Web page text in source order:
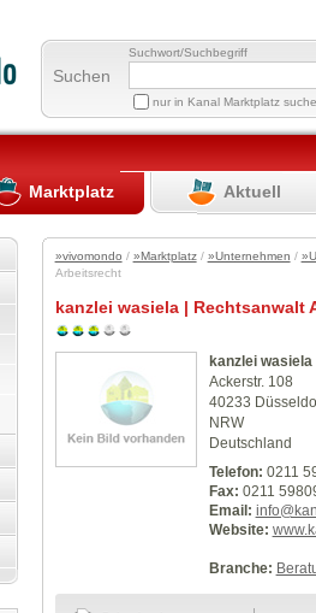
Suchen
Suchwort/Suchbegriff
nur in Kanal Marktplatz
Marktplatz Aktuell
»vivomondo / »Marktplatz/ »Unternehmen /
Arbeitsrecht
kanzlei wasiela | Rechtsanwalt
kanzlei
Ackerstr. 108
40233
NRW
Deutschland
Telefon: 0211
Fax: 0211
Email:
Website:
Branche: